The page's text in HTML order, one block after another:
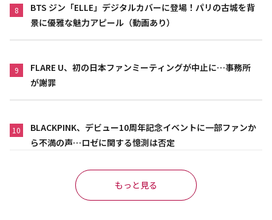
8
BTS ジン「ELLE」デジタルカバーに登場！パリの古城を背
景に優雅な魅力アピール（動画あり）
9
FLARE U、初の日本ファンミーティングが中止に…事務所
が謝罪
10
BLACKPINK、デビュー10周年記念イベントに一部ファンか
ら不満の声…ロゼに関する憶測は否定
もっと見る